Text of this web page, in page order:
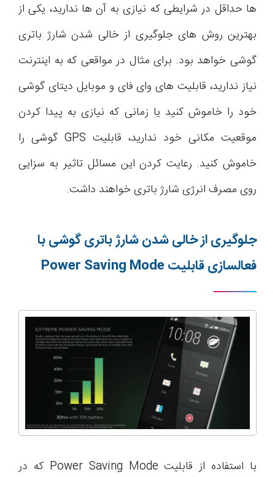
ها حداقل در شرایطی که نیازی به آن ها ندارید، یکی از
بهترین روش های جلوگیری از خالی شدن شارژ باتری
گوشی خواهد بود. برای مثال در مواقعی که به اینترنت
نیاز ندارید، قابلیت های وای فای و موبایل دیتای گوشی
خود را خاموش کنید یا زمانی که نیازی به پیدا کردن
موقعیت مکانی خود ندارید، قابلیت GPS گوشی را
خاموش کنید. رعایت کردن این مسائل تاثیر به سزایی
روی مصرف انرژی شارژ باتری خواهند داشت.
جلوگیری از خالی شدن شارژ باتری گوشی با
فعالسازی قابلیتPower Saving Mode
با استفاده از قابلیت Power Saving Mode که در